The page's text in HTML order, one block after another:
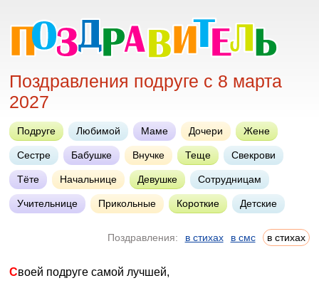
Поздравления подруге с 8 марта
2027
Подруге Любимой Маме Дочери Жене
Сестре Бабушке Внучке Теще Свекрови
Тёте Начальнице Девушке Сотрудницам
Учительнице Прикольные Короткие Детские
Поздравления: в стихах в смс в стихах
Своей подруге самой лучшей,